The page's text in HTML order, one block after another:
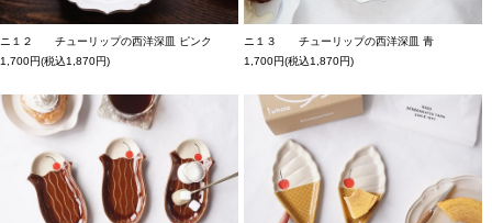
ニ１２ チューリップの西洋深皿 ピンク
1,700円(税込1,870円)
ニ１３ チューリップの西洋深皿 青
1,700円(税込1,870円)